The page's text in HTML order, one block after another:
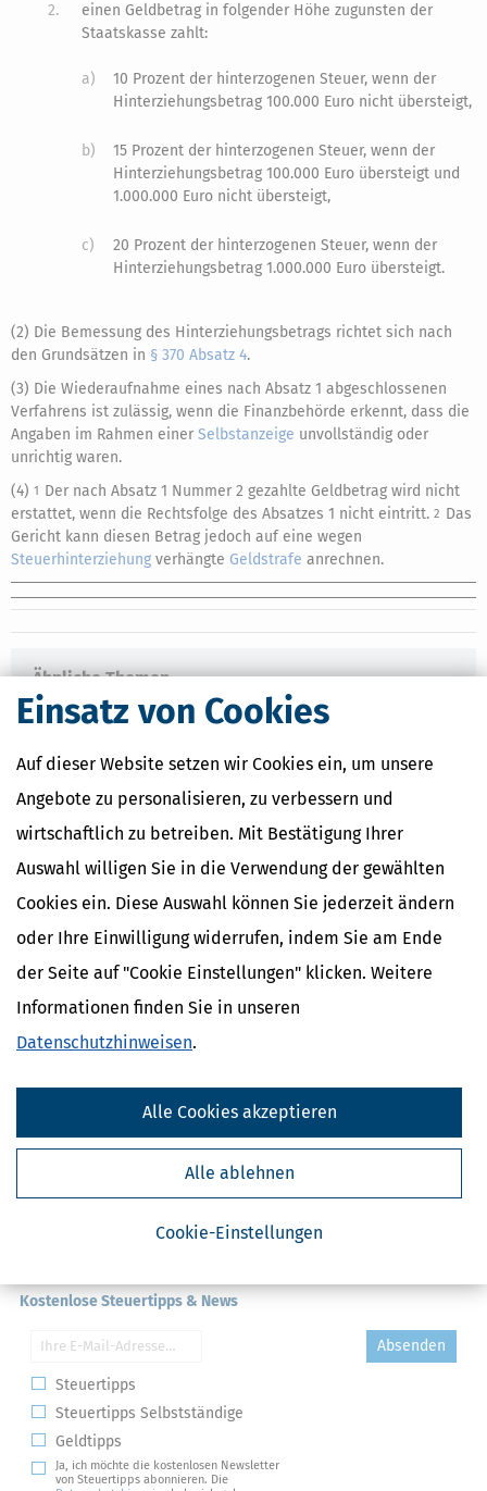
Einsatz von Cookies
Auf dieser Website setzen wir Cookies ein, um unsere
Angebote zu personalisieren, zu verbessern und
wirtschaftlich zu betreiben. Mit Bestätigung Ihrer
Auswahl willigen Sie in die Verwendung der gewählten
Cookies ein. Diese Auswahl können Sie jederzeit ändern
oder Ihre Einwilligung widerrufen, indem Sie am Ende
der Seite auf "Cookie Einstellungen" klicken. Weitere
Informationen finden Sie in unseren
Datenschutzhinweisen.
Cookie-Einstellungen
Alle ablehnen
Alle Cookies akzeptieren
2.
einen Geldbetrag in folgender Höhe zugunsten der
Staatskasse zahlt:
a)
10 Prozent der hinterzogenen Steuer, wenn der
Hinterziehungsbetrag 100.000 Euro nicht übersteigt,
b)
15 Prozent der hinterzogenen Steuer, wenn der
Hinterziehungsbetrag 100.000 Euro übersteigt und
1.000.000 Euro nicht übersteigt,
c)
20 Prozent der hinterzogenen Steuer, wenn der
Hinterziehungsbetrag 1.000.000 Euro übersteigt.
(2) Die Bemessung des Hinterziehungsbetrags richtet sich nach
den Grundsätzen in § 370 Absatz 4.
(3) Die Wiederaufnahme eines nach Absatz 1 abgeschlossenen
Verfahrens ist zulässig, wenn die Finanzbehörde erkennt, dass die
Angaben im Rahmen einer Selbstanzeige unvollständig oder
unrichtig waren.
(4) 1
Der nach Absatz 1 Nummer 2 gezahlte Geldbetrag wird nicht
erstattet, wenn die Rechtsfolge des Absatzes 1 nicht eintritt. 2 Das
Gericht kann diesen Betrag jedoch auf eine wegen
Steuerhinterziehung verhängte Geldstrafe anrechnen.
Ähnliche Themen
Finanzamt & Formalitäten
Erben, Vererben & Schenken
Verwandte Lexikon-Begriffe
Kapitalertragsteuer Freibetrag -
Definition und Erklärung
CO2-Steuer - Was ist das?
Kapitalertragsteuer - Definition und
Erklärung
Kommission
Kostenlose Steuertipps & News
Absenden
Steuertipps
Steuertipps Selbstständige
Geldtipps
Ja, ich möchte die kostenlosen Newsletter
von Steuertipps abonnieren. Die